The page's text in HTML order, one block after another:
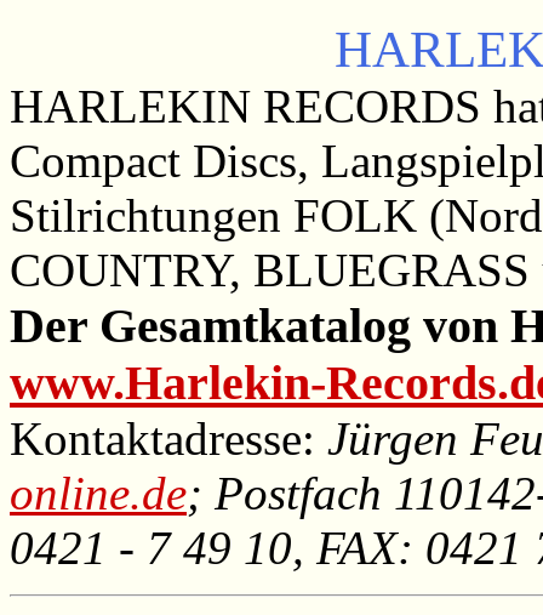
HARLEKIN RECORDS
Compact Discs,
Stilrichtungen FOLK
COUNTRY, BLUEGRASS
Der Gesamtkatalog von
www.Harlekin-
Kontaktadresse: Jürgen
online.de; Postfach
0421 - 7 49 10, FAX: 0421